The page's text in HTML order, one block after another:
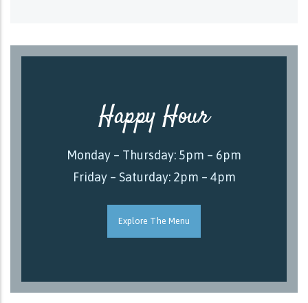
Happy Hour
Monday – Thursday: 5pm – 6pm
Friday – Saturday: 2pm – 4pm
Explore The Menu